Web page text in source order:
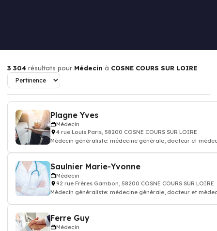
3 304 résultats pour Médecin à COSNE COURS SUR LOIRE
Plagne Yves
Médecin
4 rue Louis Paris, 58200 COSNE COURS SUR LOIRE
Médecin généraliste: médecine générale, docteur et
Saulnier Marie-Yvonne
Médecin
92 rue Frères Gambon, 58200 COSNE COURS SUR LOIRE
Médecin généraliste: médecine générale, docteur et
Ferre Guy
Médecin